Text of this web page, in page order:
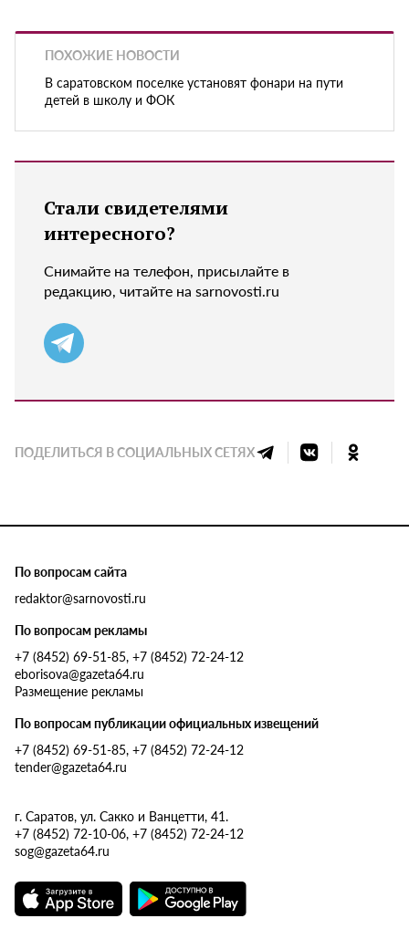
ПОХОЖИЕ НОВОСТИ
В саратовском поселке установят фонари на пути
детей в школу и ФОК
Стали свидетелями
интересного?
Снимайте на телефон, присылайте в
редакцию, читайте на sarnovosti.ru
ПОДЕЛИТЬСЯ В СОЦИАЛЬНЫХ СЕТЯХ
По вопросам сайта
redaktor@sarnovosti.ru
По вопросам рекламы
+7 (8452) 69-51-85, +7 (8452) 72-24-12
eborisova@gazeta64.ru
Размещение рекламы
По вопросам публикации официальных извещений
+7 (8452) 69-51-85, +7 (8452) 72-24-12
tender@gazeta64.ru
г. Саратов, ул. Сакко и Ванцетти, 41.
+7 (8452) 72-10-06, +7 (8452) 72-24-12
sog@gazeta64.ru